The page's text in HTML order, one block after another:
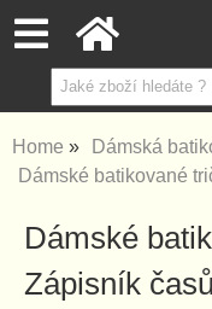
Home
Dámská
Dámské batikované
Dámské
Zápisník